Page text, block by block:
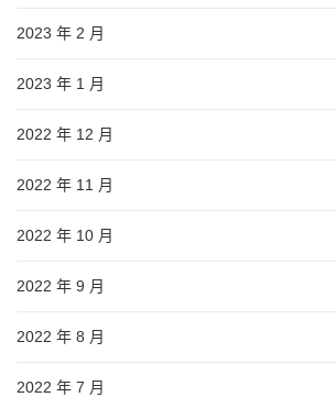
2023 年 2 月
2023 年 1 月
2022 年 12 月
2022 年 11 月
2022 年 10 月
2022 年 9 月
2022 年 8 月
2022 年 7 月